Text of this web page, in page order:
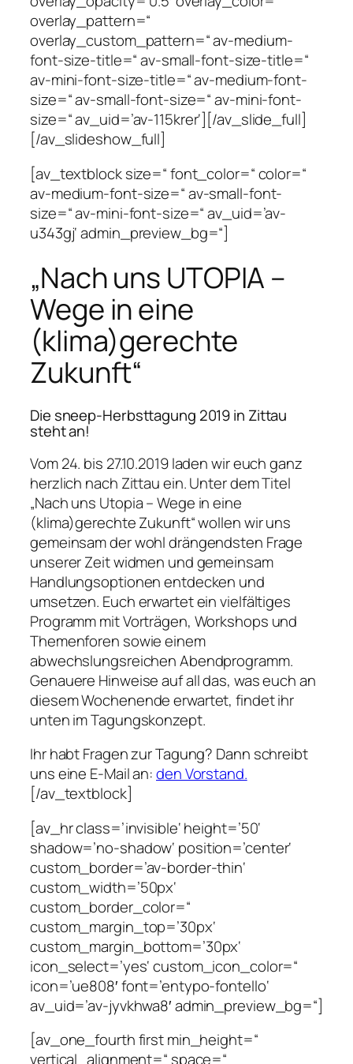
overlay_pattern=“
overlay_custom_pattern=“ av-medium-
font-size-title=“ av-small-font-size-title=“
av-mini-font-size-title=“ av-medium-font-
size=“ av-small-font-size=“ av-mini-font-
size=“ av_uid=’av-115krer‘][/av_slide_full]
[/av_slideshow_full]
[av_textblock size=“ font_color=“ color=“
av-medium-font-size=“ av-small-font-
size=“ av-mini-font-size=“ av_uid=’av-
u343gj‘ admin_preview_bg=“]
„Nach uns UTOPIA –
Wege in eine
(klima)gerechte
Zukunft“
Die sneep-Herbsttagung 2019 in Zittau
steht an!
Vom 24. bis 27.10.2019 laden wir euch ganz
herzlich nach Zittau ein. Unter dem Titel
„Nach uns Utopia – Wege in eine
(klima)gerechte Zukunft“ wollen wir uns
gemeinsam der wohl drängendsten Frage
unserer Zeit widmen und gemeinsam
Handlungsoptionen entdecken und
umsetzen. Euch erwartet ein vielfältiges
Programm mit Vorträgen, Workshops und
Themenforen sowie einem
abwechslungsreichen Abendprogramm.
Genauere Hinweise auf all das, was euch an
diesem Wochenende erwartet, findet ihr
unten im Tagungskonzept.
Ihr habt Fragen zur Tagung? Dann schreibt
uns eine E-Mail an:den Vorstand.
[/av_textblock]
[av_hr class=’invisible‘ height=’50‘
shadow=’no-shadow‘ position=’center‘
custom_border=’av-border-thin‘
custom_width=’50px‘
custom_border_color=“
custom_margin_top=’30px‘
custom_margin_bottom=’30px‘
icon_select=’yes‘ custom_icon_color=“
icon=’ue808′ font=’entypo-fontello‘
av_uid=’av-jyvkhwa8′ admin_preview_bg=“]
[av_one_fourth first min_height=“
vertical_alignment=“ space=“